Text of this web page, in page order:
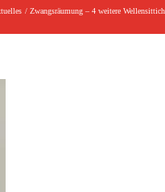
Zwangsräumung – 4 weitere